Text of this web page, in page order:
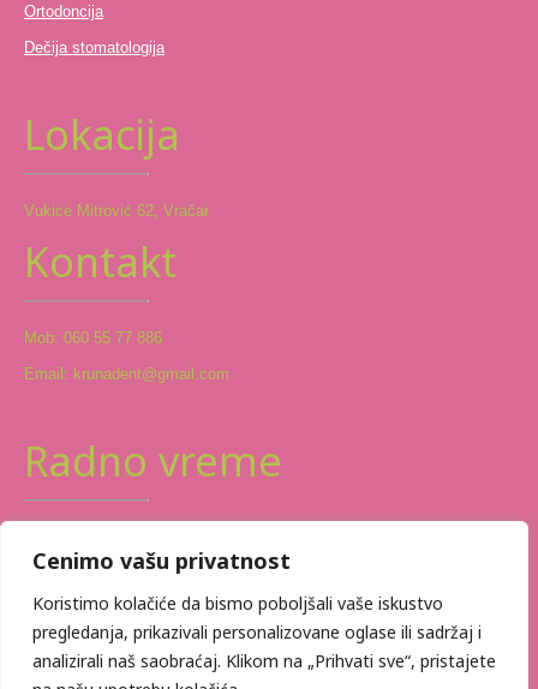
Cenimo vašu privatnost
Koristimo kolačiće da bismo poboljšali vaše iskustvo
pregledanja, prikazivali personalizovane oglase ili sadržaj i
analizirali naš saobraćaj. Klikom na „Prihvati sve“, pristajete
Ortodoncija
Dečija stomatologija
Lokacija
Vukice Mitrović 62, Vračar
Kontakt
Mob: 060 55 77 886
Email: krunadent@gmail.com
Radno vreme
Vikendom po dogovoru